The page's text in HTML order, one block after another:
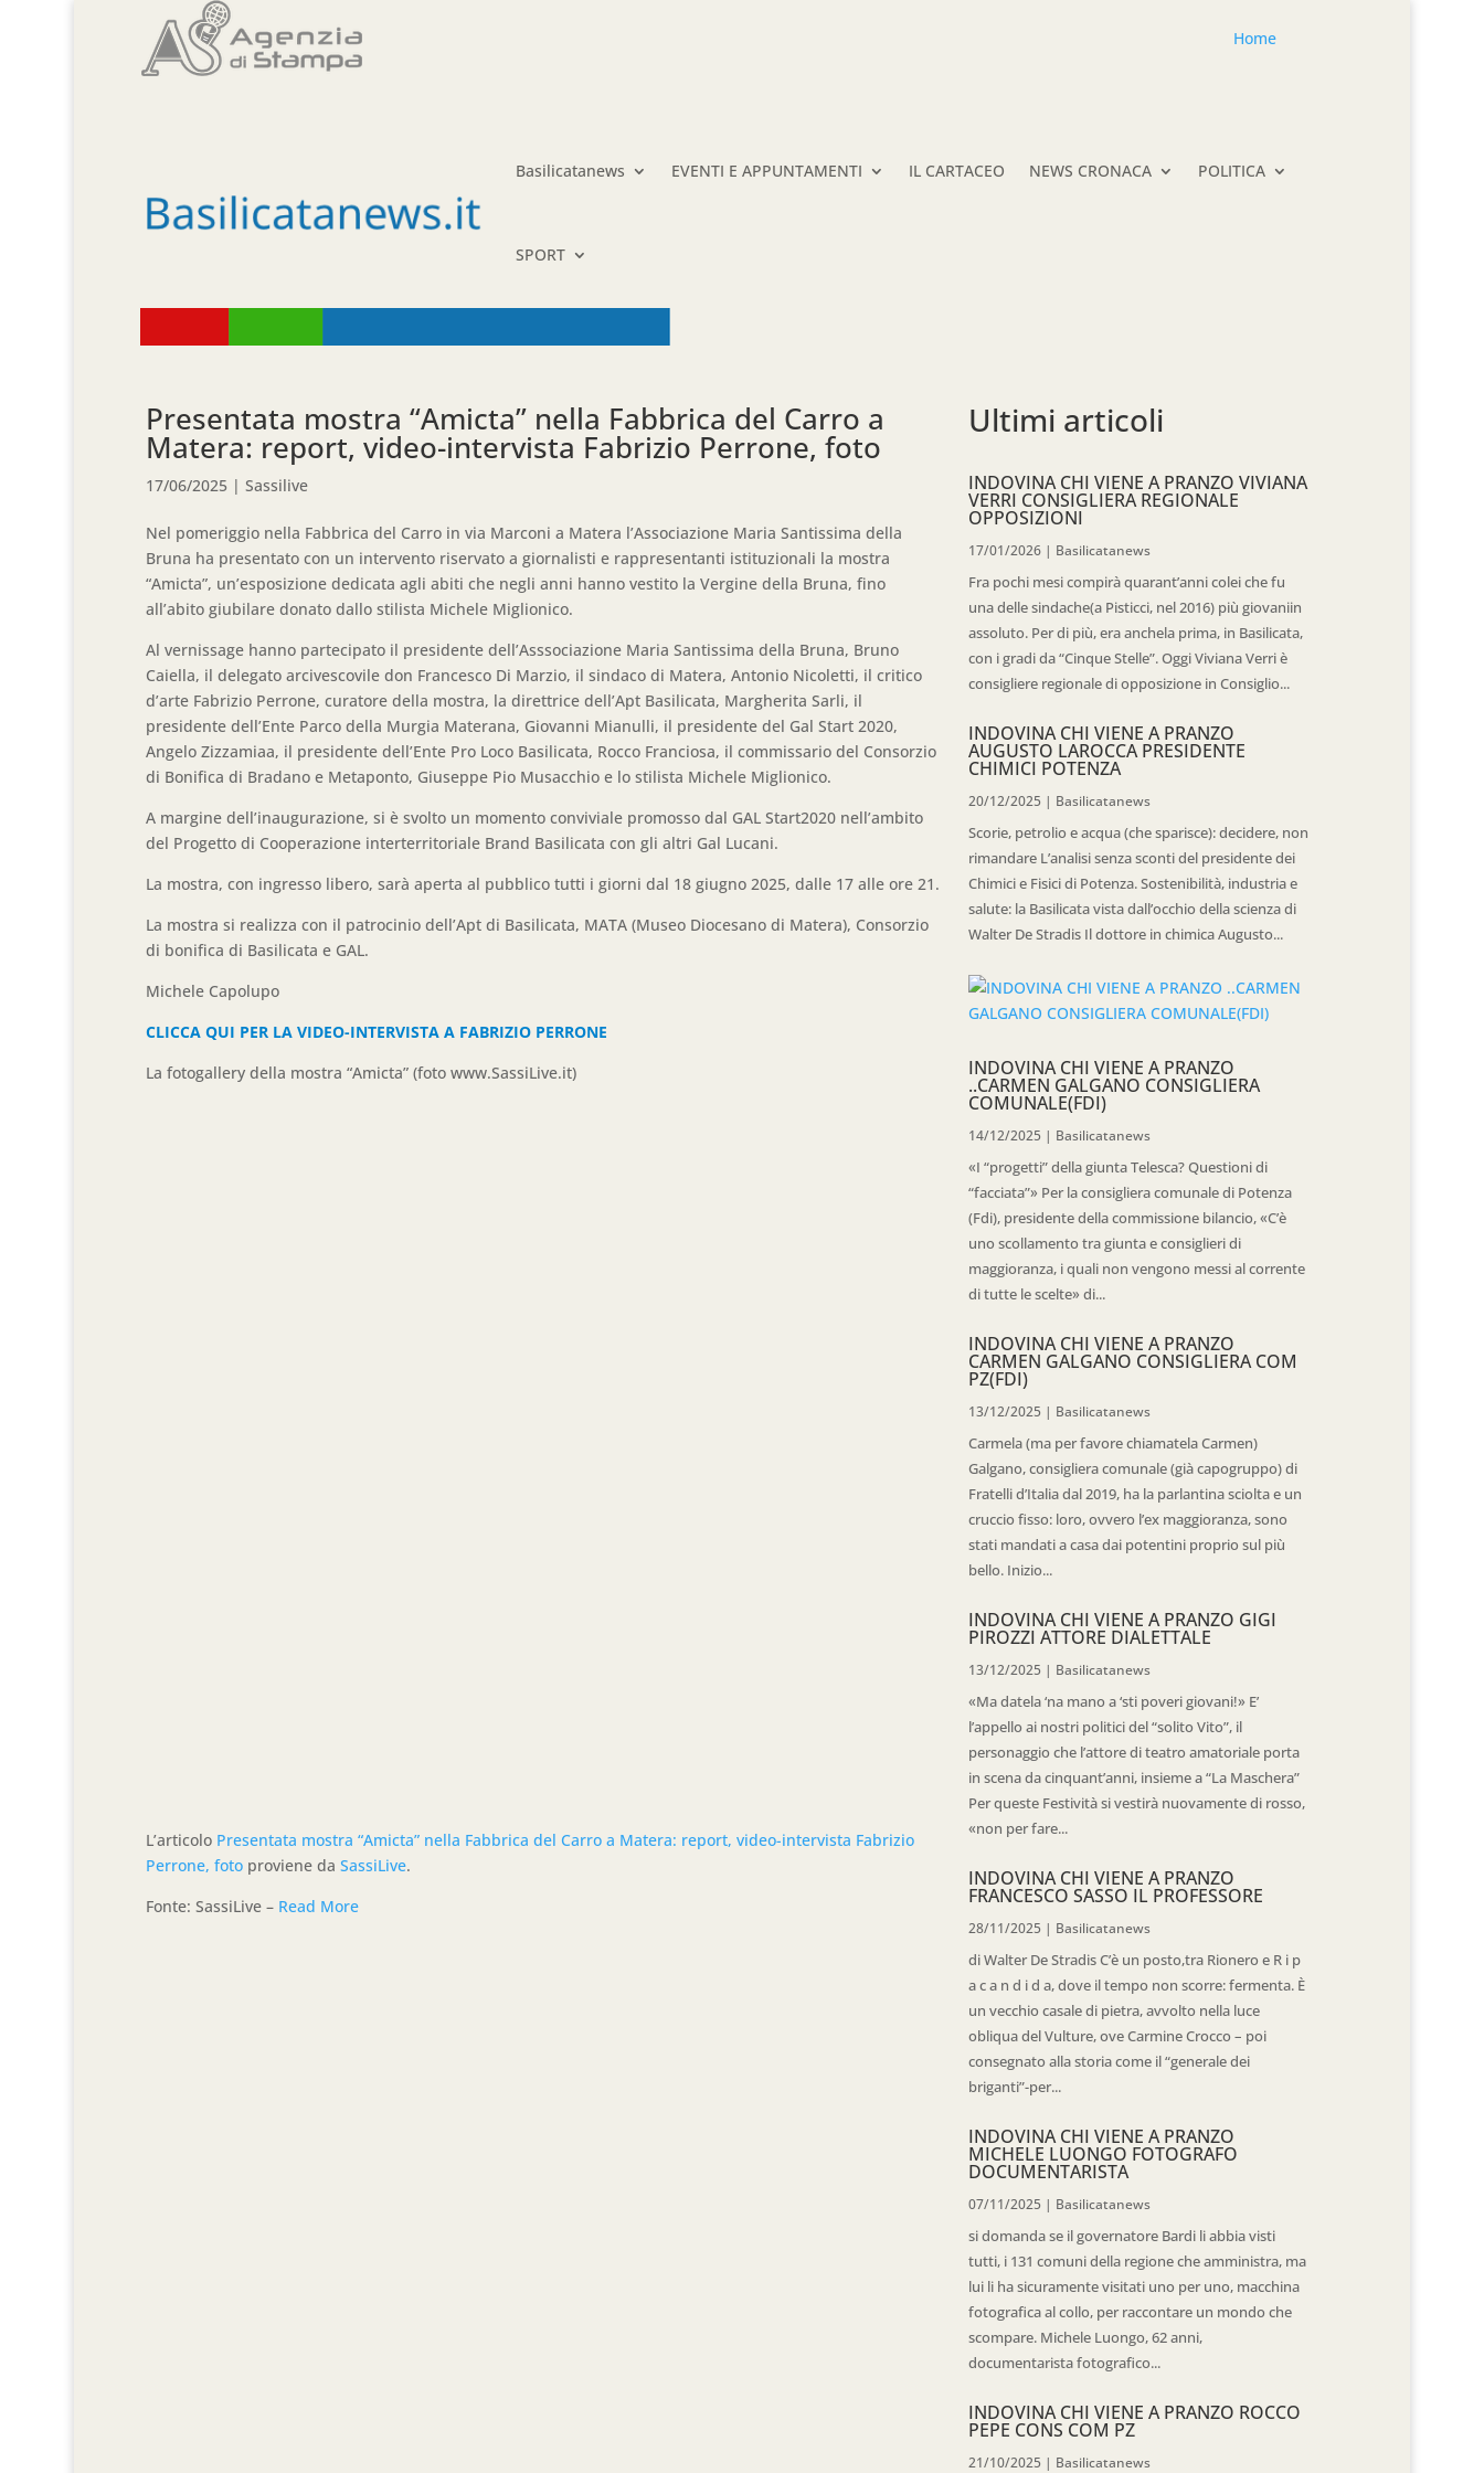
Home
Basilicatanews EVENTI E APPUNTAMENTI IL CARTACEO NEWS CRONACA POLITICA
SPORT
Presentata mostra “Amicta” nella Fabbrica del Carro a
Matera: report, video-intervista Fabrizio Perrone, foto
17/06/2025 |Sassilive
Nel pomeriggio nella Fabbrica del Carro in via Marconi a Matera l’Associazione Maria Santissima della
Bruna ha presentato con un intervento riservato a giornalisti e rappresentanti istituzionali la mostra
“Amicta”, un’esposizione dedicata agli abiti che negli anni hanno vestito la Vergine della Bruna, fino
all’abito giubilare donato dallo stilista Michele Miglionico.
Al vernissage hanno partecipato il presidente dell’Asssociazione Maria Santissima della Bruna, Bruno
Caiella, il delegato arcivescovile don Francesco Di Marzio, il sindaco di Matera, Antonio Nicoletti, il critico
d’arte Fabrizio Perrone, curatore della mostra, la direttrice dell’Apt Basilicata, Margherita Sarli, il
presidente dell’Ente Parco della Murgia Materana, Giovanni Mianulli, il presidente del Gal Start 2020,
Angelo Zizzamiaa, il presidente dell’Ente Pro Loco Basilicata, Rocco Franciosa, il commissario del Consorzio
di Bonifica di Bradano e Metaponto, Giuseppe Pio Musacchio e lo stilista Michele Miglionico.
A margine dell’inaugurazione, si è svolto un momento conviviale promosso dal GAL Start2020 nell’ambito
del Progetto di Cooperazione interterritoriale Brand Basilicata con gli altri Gal Lucani.
La mostra, con ingresso libero, sarà aperta al pubblico tutti i giorni dal 18 giugno 2025, dalle 17 alle ore 21.
La mostra si realizza con il patrocinio dell’Apt di Basilicata, MATA (Museo Diocesano di Matera), Consorzio
di bonifica di Basilicata e GAL.
Michele Capolupo
CLICCA QUI PER LA VIDEO-INTERVISTA A FABRIZIO PERRONE
La fotogallery della mostra “Amicta” (foto www.SassiLive.it)
L’articolo Presentata mostra “Amicta” nella Fabbrica del Carro a Matera: report, video-intervista Fabrizio
Perrone, foto proviene daSassiLive.
Fonte: SassiLive – Read More
Ultimi articoli
INDOVINA CHI VIENE A PRANZO VIVIANA
VERRI CONSIGLIERA REGIONALE
OPPOSIZIONI
17/01/2026| Basilicatanews
Fra pochi mesi compirà quarant’anni colei che fu
una delle sindache(a Pisticci, nel 2016) più giovaniin
assoluto. Per di più, era anchela prima, in Basilicata,
con i gradi da “Cinque Stelle”. Oggi Viviana Verri è
consigliere regionale di opposizione in Consiglio...
INDOVINA CHI VIENE A PRANZO
AUGUSTO LAROCCA PRESIDENTE
CHIMICI POTENZA
20/12/2025 | Basilicatanews
Scorie, petrolio e acqua (che sparisce): decidere, non
rimandare L’analisi senza sconti del presidente dei
Chimici e Fisici di Potenza. Sostenibilità, industria e
salute: la Basilicata vista dall’occhio della scienza di
Walter De Stradis Il dottore in chimica Augusto...
INDOVINA CHI VIENE A PRANZO
..CARMEN GALGANO CONSIGLIERA
COMUNALE(FDI)
14/12/2025 | Basilicatanews
«I “progetti” della giunta Telesca? Questioni di
“facciata”» Per la consigliera comunale di Potenza
(Fdi), presidente della commissione bilancio, «C’è
uno scollamento tra giunta e consiglieri di
maggioranza, i quali non vengono messi al corrente
di tutte le scelte» di...
INDOVINA CHI VIENE A PRANZO
CARMEN GALGANO CONSIGLIERA COM
PZ(FDI)
13/12/2025 | Basilicatanews
Carmela (ma per favore chiamatela Carmen)
Galgano, consigliera comunale (già capogruppo) di
Fratelli d’Italia dal 2019, ha la parlantina sciolta e un
cruccio fisso: loro, ovvero l’ex maggioranza, sono
stati mandati a casa dai potentini proprio sul più
bello. Inizio...
INDOVINA CHI VIENE A PRANZO GIGI
PIROZZI ATTORE DIALETTALE
13/12/2025 | Basilicatanews
«Ma datela ‘na mano a ‘sti poveri giovani!» E’
l’appello ai nostri politici del “solito Vito”, il
personaggio che l’attore di teatro amatoriale porta
in scena da cinquant’anni, insieme a “La Maschera”
Per queste Festività si vestirà nuovamente di rosso,
«non per fare...
INDOVINA CHI VIENE A PRANZO
FRANCESCO SASSO IL PROFESSORE
28/11/2025 | Basilicatanews
di Walter De Stradis C’è un posto,tra Rionero e R i p
a c a n d i d a, dove il tempo non scorre: fermenta. È
un vecchio casale di pietra, avvolto nella luce
obliqua del Vulture, ove Carmine Crocco – poi
consegnato alla storia come il “generale dei
briganti”-per...
INDOVINA CHI VIENE A PRANZO
MICHELE LUONGO FOTOGRAFO
DOCUMENTARISTA
07/11/2025 | Basilicatanews
si domanda se il governatore Bardi li abbia visti
tutti, i 131 comuni della regione che amministra, ma
lui li ha sicuramente visitati uno per uno, macchina
fotografica al collo, per raccontare un mondo che
scompare. Michele Luongo, 62 anni,
documentarista fotografico...
INDOVINA CHI VIENE A PRANZO ROCCO
PEPE CONS COM PZ
21/10/2025 | Basilicatanews